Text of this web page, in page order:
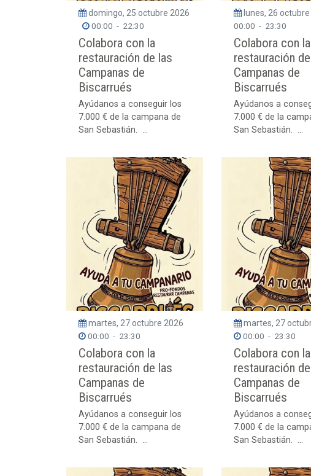
domingo, 25 octubre 2026
00:00 - 22:30
Colabora con la
restauración de las
Campanas de
Biscarrués
Ayúdanos a conseguir los
7.000 € de la campana de
San Sebastián. ...
lunes, 26
00:00 - 23:30
Colabora con la
restauración
Campanas de
Biscarrués
Ayúdanos a
7.000 € de la
San Sebastián. ...
martes, 27 octubre 2026
00:00 - 23:30
Colabora con la
restauración de las
Campanas de
Biscarrués
Ayúdanos a conseguir los
7.000 € de la campana de
San Sebastián. ...
martes, 27
00:00 - 23:30
Colabora con la
restauración
Campanas de
Biscarrués
Ayúdanos a
7.000 € de la
San Sebastián. ...